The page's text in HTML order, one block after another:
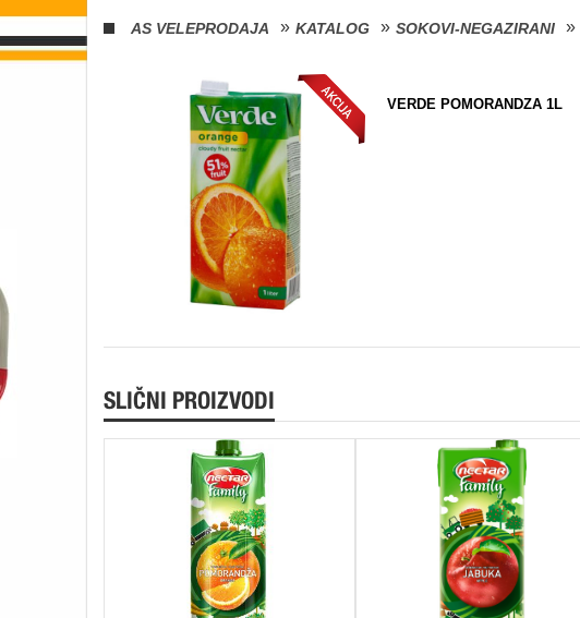
AS VELEPRODAJA KATALOG SOKOVI-NEGAZIRANI
VERDE POMORANDZA 1L
SLIČNI PROIZVODI